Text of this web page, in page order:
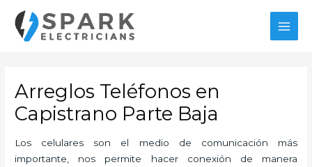
contenido
Arreglos Teléfonos en
Capistrano Parte Baja
Los celulares son el medio de comunicación más
importante, nos permite hacer conexión de manera